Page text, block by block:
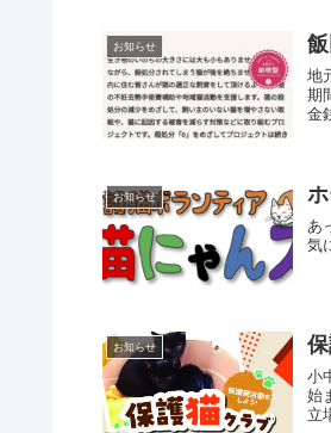
お知らせ
地
期
金
お知らせ
あ
気
お知らせ
小
始
立